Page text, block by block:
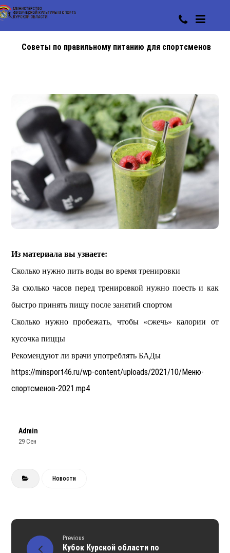
Советы по правильному питанию для спортсменов
Из материала вы узнаете:
Сколько нужно пить воды во время тренировки
За сколько часов перед тренировкой нужно поесть и как
быстро принять пищу после занятий спортом
Сколько нужно пробежать, чтобы «сжечь» калории от
кусочка пиццы
Рекомендуют ли врачи употреблять БАДы
https://minsport46.ru/wp-content/uploads/2021/10/Меню-
спортсменов-2021.mp4
Admin
29 Сен
Новости
Previous
Кубок Курской области по